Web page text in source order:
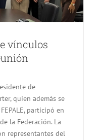
vínculos
de
quien además se
participó en
la Federación. La
representantes del